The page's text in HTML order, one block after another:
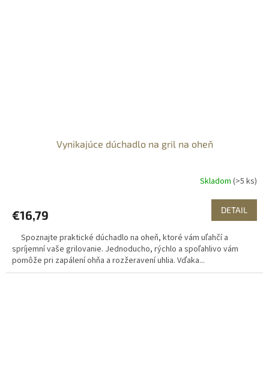
Vynikajúce dúchadlo na gril na oheň
Skladom (>5 ks)
€16,79 DETAIL
Spoznajte praktické dúchadlo na oheň, ktoré vám uľahčí a
spríjemní vaše grilovanie. Jednoducho, rýchlo a spoľahlivo vám
pomôže pri zapálení ohňa a rozžeravení uhlia. Vďaka...